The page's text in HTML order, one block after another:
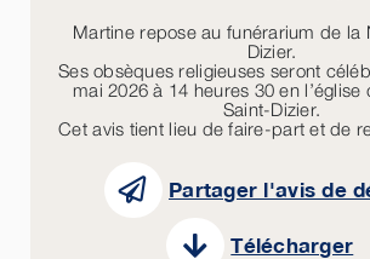
Martine repose au funérarium de la
Dizier.
Ses obsèques religieuses seront
mai 2026 à 14 heures 30 en l’église
Saint-Dizier.
Cet avis tient lieu de faire-part et de
Partager l'avis de
Télécharger